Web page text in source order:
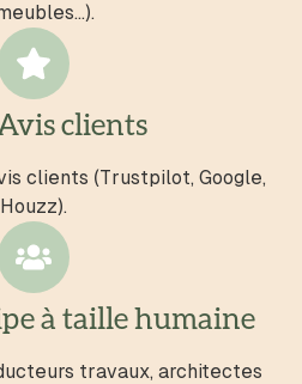
clients
clients (Trustpilot, Google,
Houzz).
à taille humaine
travaux, architectes